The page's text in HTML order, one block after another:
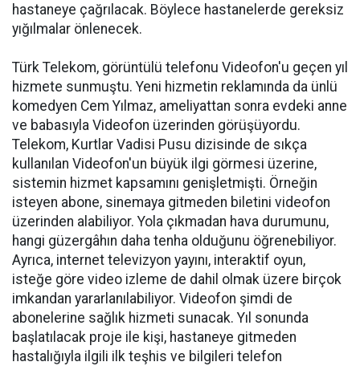
hastaneye çağrılacak. Böylece hastanelerde gereksiz
yığılmalar önlenecek.
Türk Telekom, görüntülü telefonu Videofon'u geçen yıl
hizmete sunmuştu. Yeni hizmetin reklamında da ünlü
komedyen Cem Yılmaz, ameliyattan sonra evdeki anne
ve babasıyla Videofon üzerinden görüşüyordu.
Telekom, Kurtlar Vadisi Pusu dizisinde de sıkça
kullanılan Videofon'un büyük ilgi görmesi üzerine,
sistemin hizmet kapsamını genişletmişti. Örneğin
isteyen abone, sinemaya gitmeden biletini videofon
üzerinden alabiliyor. Yola çıkmadan hava durumunu,
hangi güzergâhın daha tenha olduğunu öğrenebiliyor.
Ayrıca, internet televizyon yayını, interaktif oyun,
isteğe göre video izleme de dahil olmak üzere birçok
imkandan yararlanılabiliyor. Videofon şimdi de
abonelerine sağlık hizmeti sunacak. Yıl sonunda
başlatılacak proje ile kişi, hastaneye gitmeden
hastalığıyla ilgili ilk teşhis ve bilgileri telefon